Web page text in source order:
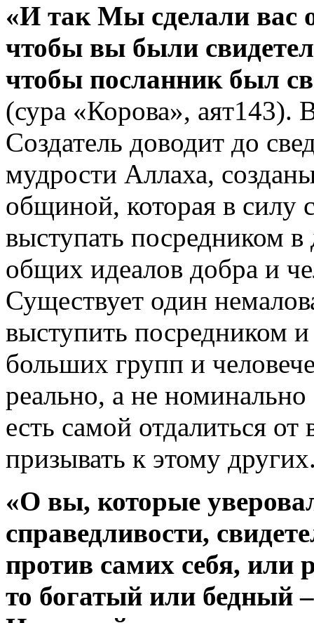
«И так Мы сделали вас
чтобы вы были
чтобы посланник был
(сура «Корова»,
Создатель доводит до
мудрости Аллаха,
общиной, которая в силу
выступать посредником
общих идеалов добра и
Существует один
выступить посредником
больших групп и
реально, а не
есть самой отдалиться
призывать к этому
«О вы, которые
справедливости,
против самих себя, или
то богатый или бедный